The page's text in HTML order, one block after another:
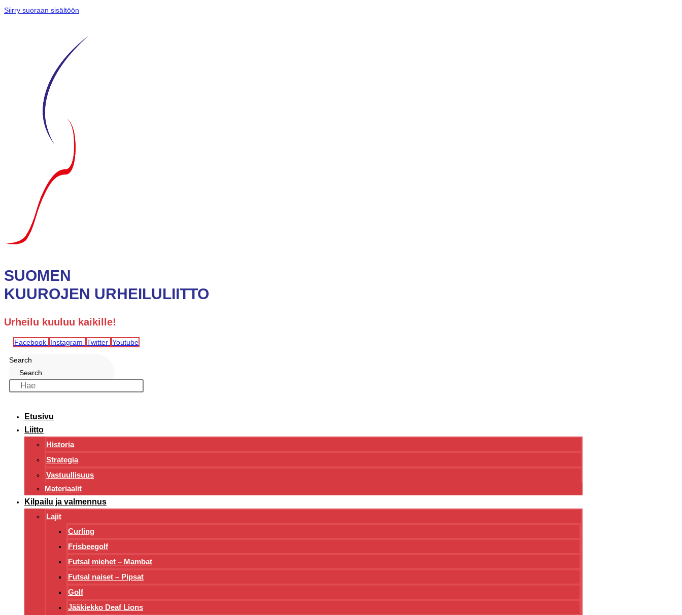
Siirry suoraan sisältöön
SUOMEN
KUUROJEN URHEILULIITTO
Urheilu kuuluu kaikille!
Facebook Instagram Twitter Youtube
Search
Search
Etusivu
Liitto
Historia
Strategia
Vastuullisuus
Materiaalit
Kilpailu ja valmennus
Lajit
Curling
Frisbeegolf
Futsal miehet – Mambat
Futsal naiset – Pipsat
Golf
Jääkiekko Deaf Lions